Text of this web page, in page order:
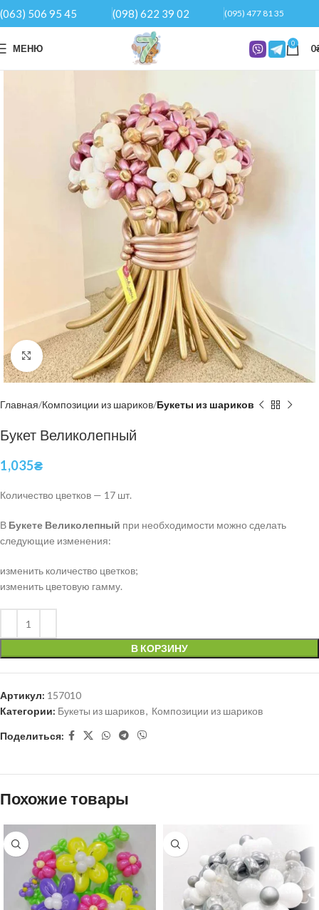
(063) 506 95 45 (098) 622 39 02 (095) 477 81 35
МЕНЮ 0 0
Нажмите, чтобы увеличить
Главная Композиции из шариков Букеты из шариков
Букет Великолепный
1,035₴
Количество цветков — 17 шт.
В Букете Великолепный при необходимости можно сделать
следующие изменения:
изменить количество цветков;
изменить цветовую гамму.
В КОРЗИНУ
Артикул: 157010
Категории: Букеты из шариков, Композиции из шариков
Поделиться:
Похожие товары